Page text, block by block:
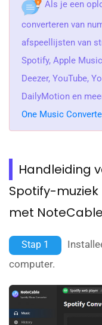
Als je een
converteren van
afspeellijsten van
Spotify, Apple
Deezer, YouTube,
DailyMotion en
One Music
Handleiding
Spotify-
met NoteCable
Stap 1
computer.